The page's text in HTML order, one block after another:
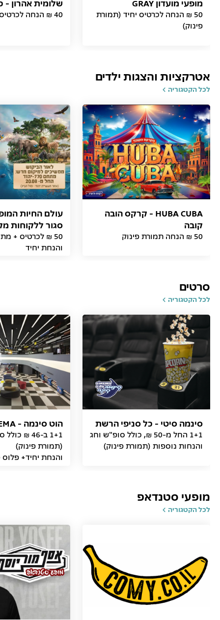
מופעי מועדון GRAY
50 ₪ הנחה לכרטיס יחיד (תמורת
פינוק)
שלומית אהרון -
40 ₪ הנחה לכרטיס (תמורת פינוק)
אטרקציות והצגות ילדים
לכל הקטגוריה
HUBA CUBA - קרקס הובה
קובה
50 ₪ הנחה תמורת פינוק
עולם החיות
סגור ללקוחות
50 ₪ לכרטיס +
והנחת יחיד
סרטים
לכל הקטגוריה
סינמה סיטי - כל סניפי הרשת
1+1 החל מ-50 ₪, כולל סופ"ש וחג
והנחות נוספות (תמורת פינוק)
הוט סינמה - HOT CINEMA
1+1 ב-46 ₪
והנחת יחיד+ פלוס
מופעי סטנדאפ
לכל הקטגוריה